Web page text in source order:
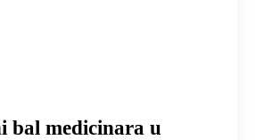
bal medicinara u